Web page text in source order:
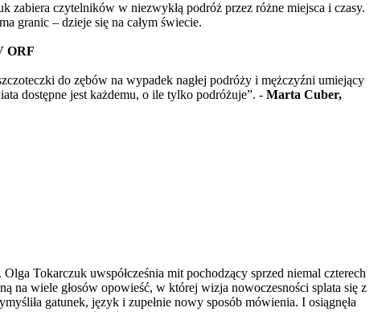
zabiera czytelników w niezwykłą podróż przez różne miejsca i czasy.
granic – dzieje się na całym świecie.
ORF
do zębów na wypadek nagłej podróży i mężczyźni umiejący
dostępne jest każdemu, o ile tylko podróżuje”. - Marta Cuber,
Tokarczuk uwspółcześnia mit pochodzący sprzed niemal czterech
na wiele głosów opowieść, w której wizja nowoczesności splata się z
gatunek, język i zupełnie nowy sposób mówienia. I osiągnęła